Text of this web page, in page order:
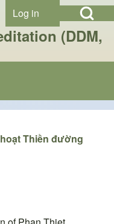
Open Search
User account menu
Log in
(DDM,
Thiền đường